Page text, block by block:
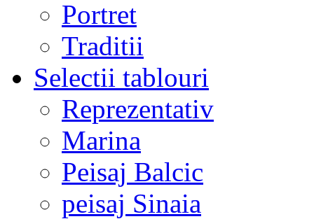
Portret
Traditii
Selectii tablouri
Reprezentativ
Marina
Peisaj Balcic
peisaj Sinaia